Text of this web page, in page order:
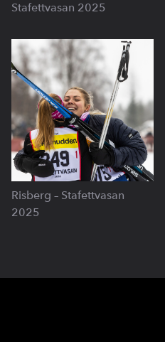
Stafettvasan 2025
Risberg – Stafettvasan
2025